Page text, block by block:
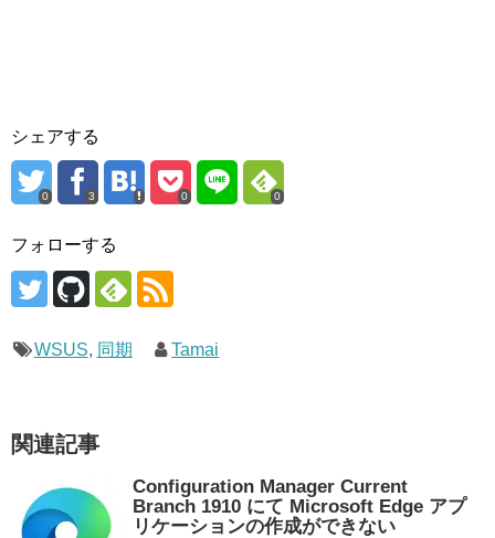
シェアする
0 3 0 0
フォローする
WSUS, 同期 Tamai
関連記事
Configuration Manager Current
Branch 1910 にて Microsoft Edge アプ
リケーションの作成ができない